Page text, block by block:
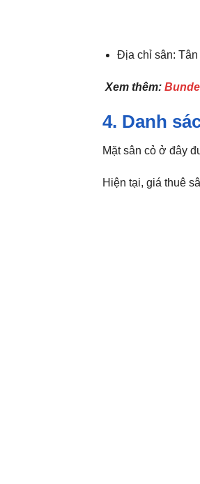
Địa chỉ sân: Tân
Xem thêm:
4. Danh
Mặt sân cỏ ở đây
Hiện tại, giá thuê